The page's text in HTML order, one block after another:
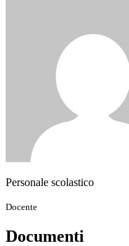
Personale scolastico
Docente
Documenti